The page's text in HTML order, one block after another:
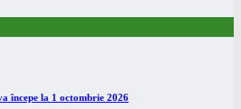
începe la 1 octombrie 2026